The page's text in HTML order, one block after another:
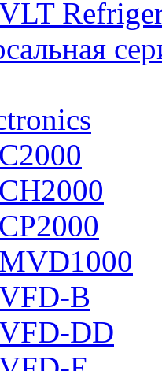
B
DD